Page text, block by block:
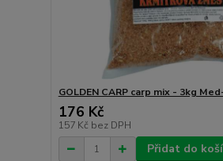
GOLDEN CARP carp mix - 3kg
176 Kč
157 Kč bez DPH
Přidat do